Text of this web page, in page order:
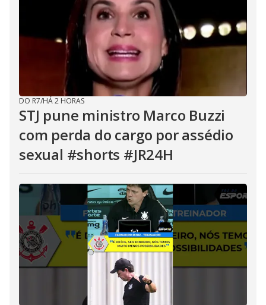
DO R7/HÁ 2 HORAS
STJ pune ministro Marco Buzzi
com perda do cargo por assédio
sexual #shorts #JR24H